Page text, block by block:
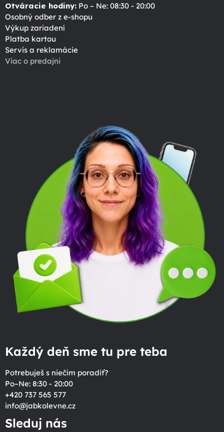
Otváracie hodiny: Po – Ne: 08:30 - 20:00
Osobný odber z e-shopu
Výkup zariadení
Platba kartou
Servis a reklamácie
Viac o predajni
Každý deň sme tu pre teba
Potrebuješ s niečím poradiť?
Po–Ne: 8:30 - 20:00
+420 737 565 577
info@jabkolevne.cz
Sleduj nás